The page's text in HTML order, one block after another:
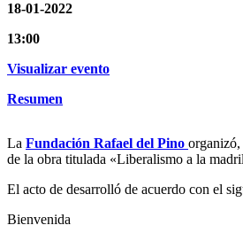
18-01-2022
13:00
Visualizar evento
Resumen
La Fundación Rafael del Pino organizó,
de la obra titulada «Liberalismo a la
El acto de desarrolló de acuerdo con el
Bienvenida